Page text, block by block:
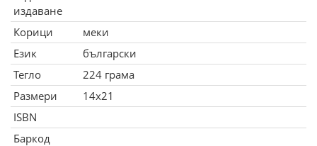
издаване
Корици
меки
Език
български
Тегло
224 грама
Размери
14x21
ISBN
Баркод